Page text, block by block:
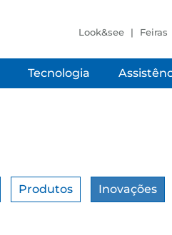
Look&see Feiras
Tecnologia
Produtos Inovações